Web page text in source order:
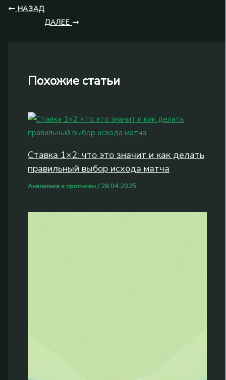
НАЗАД
ДАЛЕЕ
Похожие статьи
Ставка 1×2: что это значит и как делать
правильный выбор исхода матча
Аналитика и прогнозы/ 29.04.2025